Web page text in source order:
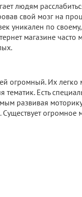
людям
свой мозг на
уникален по своему,
магазине часто
огромный. Их
тематик. Есть
развивая
огромное